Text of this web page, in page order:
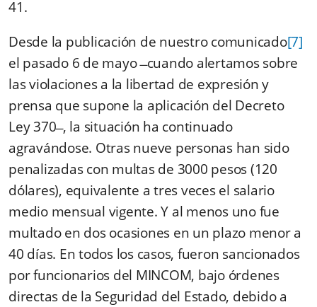
41.
Desde la publicación de nuestro comunicado[7]
el pasado 6 de mayo̶cuando alertamos sobre
las violaciones a la libertad de expresión y
prensa que supone la aplicación del Decreto
Ley 370̶, la situación ha continuado
agravándose. Otras nueve personas han sido
penalizadas con multas de 3000 pesos (120
dólares), equivalente a tres veces el salario
medio mensual vigente. Y al menos uno fue
multado en dos ocasiones en un plazo menor a
40 días. En todos los casos, fueron sancionados
por funcionarios del MINCOM, bajo órdenes
directas de la Seguridad del Estado, debido a